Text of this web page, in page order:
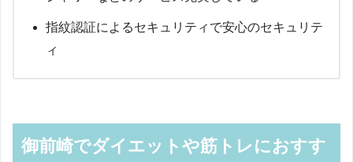
指紋認証によるセキュリティで安心のセキュリテ
ィ
御前崎でダイエットや筋トレにおすす